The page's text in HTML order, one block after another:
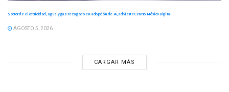
Sector de electricidad, agua y gas rezagado en adopción de IA, advierte Centro México Digital
AGOSTO 5, 2026
CARGAR MÁS